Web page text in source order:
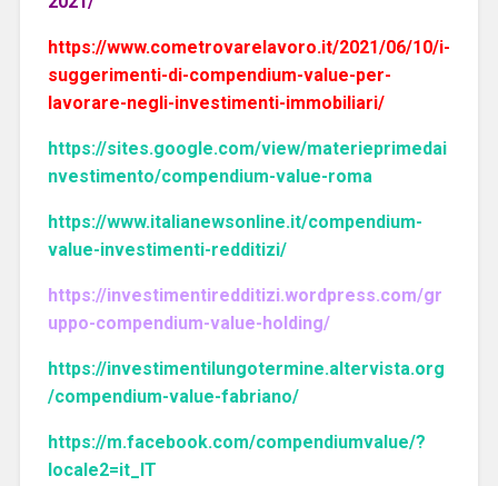
https://www.cometrovarelavoro.it/2021/06/10/i-
suggerimenti-di-compendium-value-per-
lavorare-negli-investimenti-immobiliari/
https://sites.google.com/view/materieprimedai
nvestimento/compendium-value-roma
https://www.italianewsonline.it/compendium-
value-investimenti-redditizi/
https://investimentiredditizi.wordpress.com/gr
uppo-compendium-value-holding/
https://investimentilungotermine.altervista.org
/compendium-value-fabriano/
https://m.facebook.com/compendiumvalue/?
locale2=it_IT